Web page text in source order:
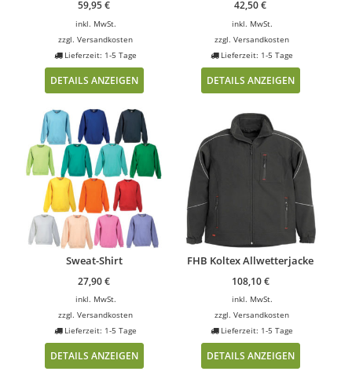
59,95€
inkl. MwSt.
zzgl.Versandkosten
Lieferzeit: 1-5 Tage
DETAILS ANZEIGEN
42,50€
inkl. MwSt.
zzgl.Versandkosten
Lieferzeit: 1-5 Tage
DETAILS ANZEIGEN
Sweat-Shirt
27,90€
inkl. MwSt.
zzgl.Versandkosten
Lieferzeit: 1-5 Tage
DETAILS ANZEIGEN
FHB Koltex Allwetterjacke
108,10€
inkl. MwSt.
zzgl.Versandkosten
Lieferzeit: 1-5 Tage
DETAILS ANZEIGEN